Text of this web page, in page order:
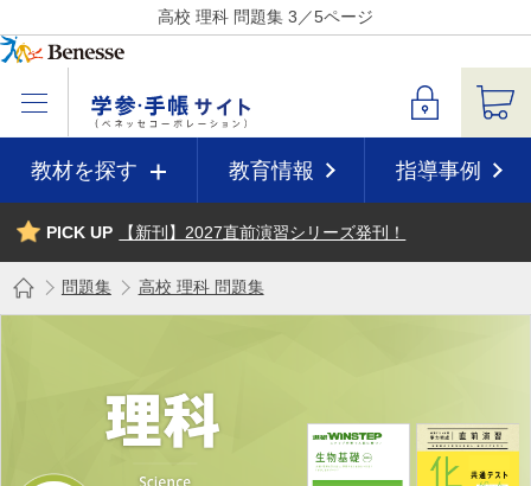
高校 理科 問題集 3／5ページ
教材を探す 教育情報 指導事例
PICK UP 【新刊】2027直前演習シリーズ発刊！
問題集 高校 理科 問題集